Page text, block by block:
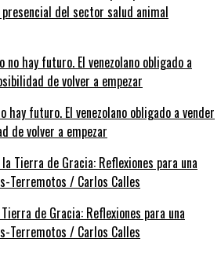
del sector salud animal
hay futuro. El venezolano obligado a vender
de volver a empezar
de Gracia: Reflexiones para una
Terremotos / Carlos Calles